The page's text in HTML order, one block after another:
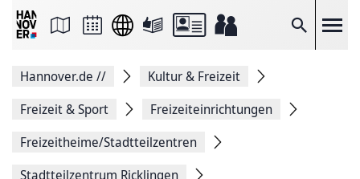
Suche
Seite
Facebook
teilen
Seitenlink
Seite
Hannover.de //
Kultur & Freizeit
Freizeit & Sport
Freizeiteinrichtungen
Freizeitheime/Stadtteilzentren
Stadtteilzentrum Ricklingen